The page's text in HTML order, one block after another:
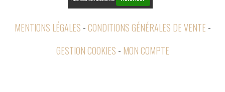
MENTIONS LÉGALES CONDITIONS GÉNÉRALES DE VENTE
GESTION COOKIES
MON COMPTE